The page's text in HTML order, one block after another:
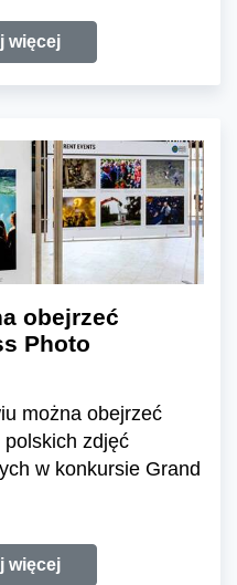
więcej
obejrzeć
Photo
można obejrzeć
zdjęć
w konkursie Grand
więcej